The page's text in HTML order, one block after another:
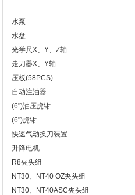
水泵
水盘
光学尺X、Y、Z轴
走刀器X、Y轴
压板(58PCS)
自动注油器
(6")油压虎钳
(6")虎钳
快速气动换刀装置
升降电机
R8夹头组
NT30、NT40 OZ夹头组
NT30、NT40ASC夹头组